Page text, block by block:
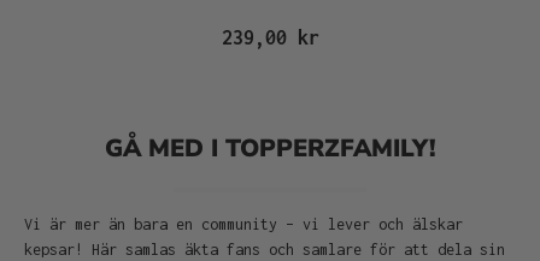
239,00 kr
GÅ MED I TOPPERZFAMILY!
Vi är mer än bara en community – vi lever och älskar
kepsar! Här samlas äkta fans och samlare för att dela sin